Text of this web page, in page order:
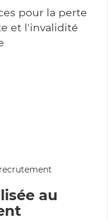
pour la perte
et l'invalidité
au